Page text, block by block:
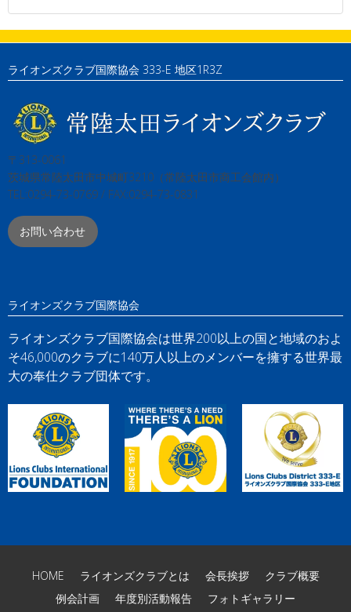
ライオンズクラブ国際協会 333-E 地区1R3Z
〒313-0061
茨城県常陸太田市中城町3210（常陸太田市商工会館内）
TEL:0294-73-0769 / FAX:0294-73-0831
お問い合わせ
ライオンズクラブ国際協会
ライオンズクラブ国際協会は世界200以上の国と地域のおよ
そ46,000のクラブに140万人以上のメンバーを擁する世界最
大の奉仕クラブ団体です。
HOME ライオンズクラブとは 会長挨拶
クラブ概要
例会計画
年度別活動報告 フォトギャラリー